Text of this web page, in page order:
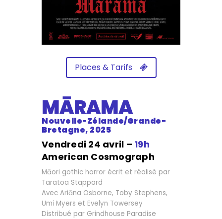
Places & Tarifs
MĀRAMA
Nouvelle-Zélande/Grande-
Bretagne, 2025
Vendredi 24 avril – 19h
American Cosmograph
Māori gothic horror écrit et réalisé par
Taratoa Stappard
Avec Ariāna Osborne, Toby Stephens,
Umi Myers et Evelyn Towersey
Distribué par Grindhouse Paradise